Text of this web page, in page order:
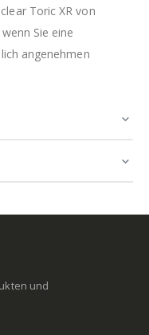
Toric XR von
Sie eine
angenehmen
und